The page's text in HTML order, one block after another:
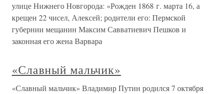
улице Нижнего Новгорода: «Рожден 1868 г. марта 16, а
крещен 22 чисел, Алексей; родители его: Пермской
губернии мещанин Максим Савватиевич Пешков и
законная его жена Варвара
«Славный мальчик»
«Славный мальчик» Владимир Путин родился 7 октября